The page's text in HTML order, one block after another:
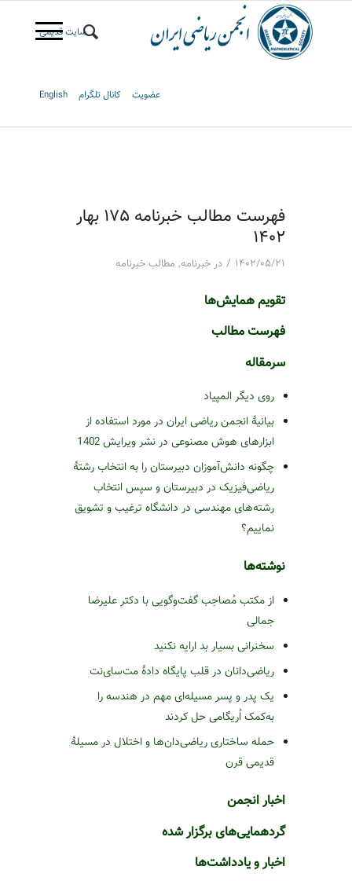
سایت قدیمی
عضویت کانال تلگرام English
فهرست مطالب خبرنامه 175 بهار
1402
۱۴۰۲/۰۵/۲۱ / در خبرنامه, مطالب خبرنامه
تقویم همایش‌ها
فهرست مطالب
سرمقاله
روی دیگر المپیاد
بیانیۀ انجمن ریاضی ایران در مورد استفاده از
ابزارهای هوش مصنوعی در نشر ویرایش 1402
چگونه دانش‌آموزان دبیرستان را به انتخاب رشتۀ
ریاضی‌فیزیک در دبیرستان و سپس انتخاب
رشته‌های مهندسی در دانشگاه ترغیب و تشویق
نماییم؟
نوشته‌ها
از مکتب مُصاحِب گفت‌وگویی با دکتر علیرضا
جمالی
سخنرانی بسیار بد ارایه نکنید
ریاضی‌دانان در قلب پایگاه دادۀ مت‌سای‌نت
یک پدر و پسر مسیله‌ای مهم در هندسه را
به‌کمک اُریگامی حل کردند
حمله ساختاری ریاضی‌دان‌ها و اختلال در مسیلۀ
قدیمی قرن
اخبار انجمن
گردهمایی‌های برگزار شده
اخبار و یادداشت‌ها